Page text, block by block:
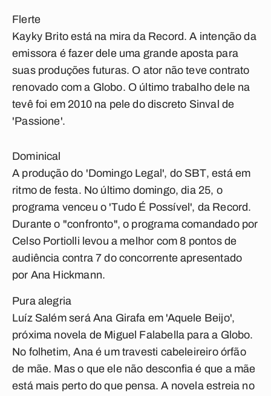
Flerte
Kayky Brito está na mira da Record. A intenção da
emissora é fazer dele uma grande aposta para
suas produções futuras. O ator não teve contrato
renovado com a Globo. O último trabalho dele na
tevê foi em 2010 na pele do discreto Sinval de
'Passione'.
Dominical
A produção do 'Domingo Legal', do SBT, está em
ritmo de festa. No último domingo, dia 25, o
programa venceu o 'Tudo É Possível', da Record.
Durante o "confronto", o programa comandado por
Celso Portiolli levou a melhor com 8 pontos de
audiência contra 7 do concorrente apresentado
por Ana Hickmann.
Pura alegria
Luíz Salém será Ana Girafa em 'Aquele Beijo',
próxima novela de Miguel Falabella para a Globo.
No folhetim, Ana é um travesti cabeleireiro órfão
de mãe. Mas o que ele não desconfia é que a mãe
está mais perto do que pensa. A novela estreia no